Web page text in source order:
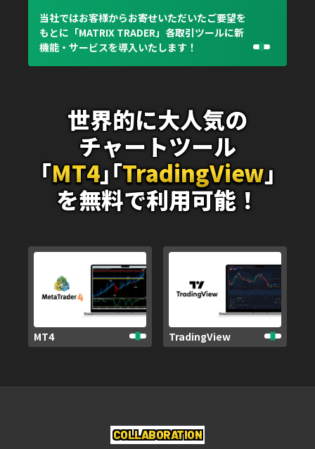
当社ではお客様からお寄せいただいたご要望を
もとに「MATRIX TRADER」各取引ツールに新
機能・サービスを導入いたします！
世界的に大人気の
チャートツール
｢MT4｣｢TradingView｣
を無料で利用可能！
MT4 TradingView
COLLABORATION